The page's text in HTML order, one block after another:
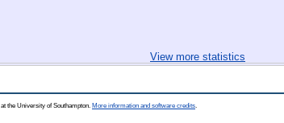
View more statistics
at the University of Southampton. More information and software credits